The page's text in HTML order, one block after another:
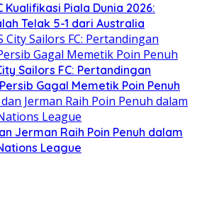
Kualifikasi Piala Dunia 2026:
Telak 5-1 dari Australia
Sailors FC: Pertandingan
Gagal Memetik Poin Penuh
Jerman Raih Poin Penuh dalam
League